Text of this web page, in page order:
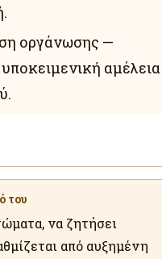
οργάνωσης —
αμέλεια
του
να ζητήσει
από αυξημένη